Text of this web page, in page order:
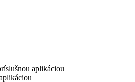
aplikáciou